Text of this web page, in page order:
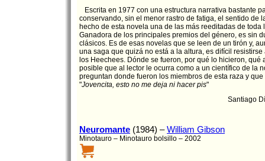
Escrita en 1977 con una estructura narrativa bastante
conservando, sin el menor rastro de fatiga, el sentido de
hecho de esta novela una de las más reeditadas de toda
Ganadora de los principales premios del género, es sin
clásicos. Es de esas novelas que se leen de un tirón y,
una saga que quizá no está a la altura, es difícil
los Heechees. Dónde se fueron, por qué lo hicieron, qué
posible que al lector le ocurra como a un científico de la
preguntan donde fueron los miembros de esta raza y
"Jovencita, esto no me deja ni hacer pis"
Santiago
Neuromante (1984) –William Gibson
Minotauro – Minotauro bolsillo – 2002